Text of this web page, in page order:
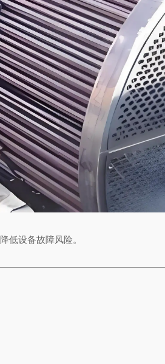
低设备故障风险。